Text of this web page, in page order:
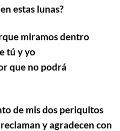
estas lunas?
miramos dentro
tú y yo
que no podrá
de mis dos periquitos
y agradecen con